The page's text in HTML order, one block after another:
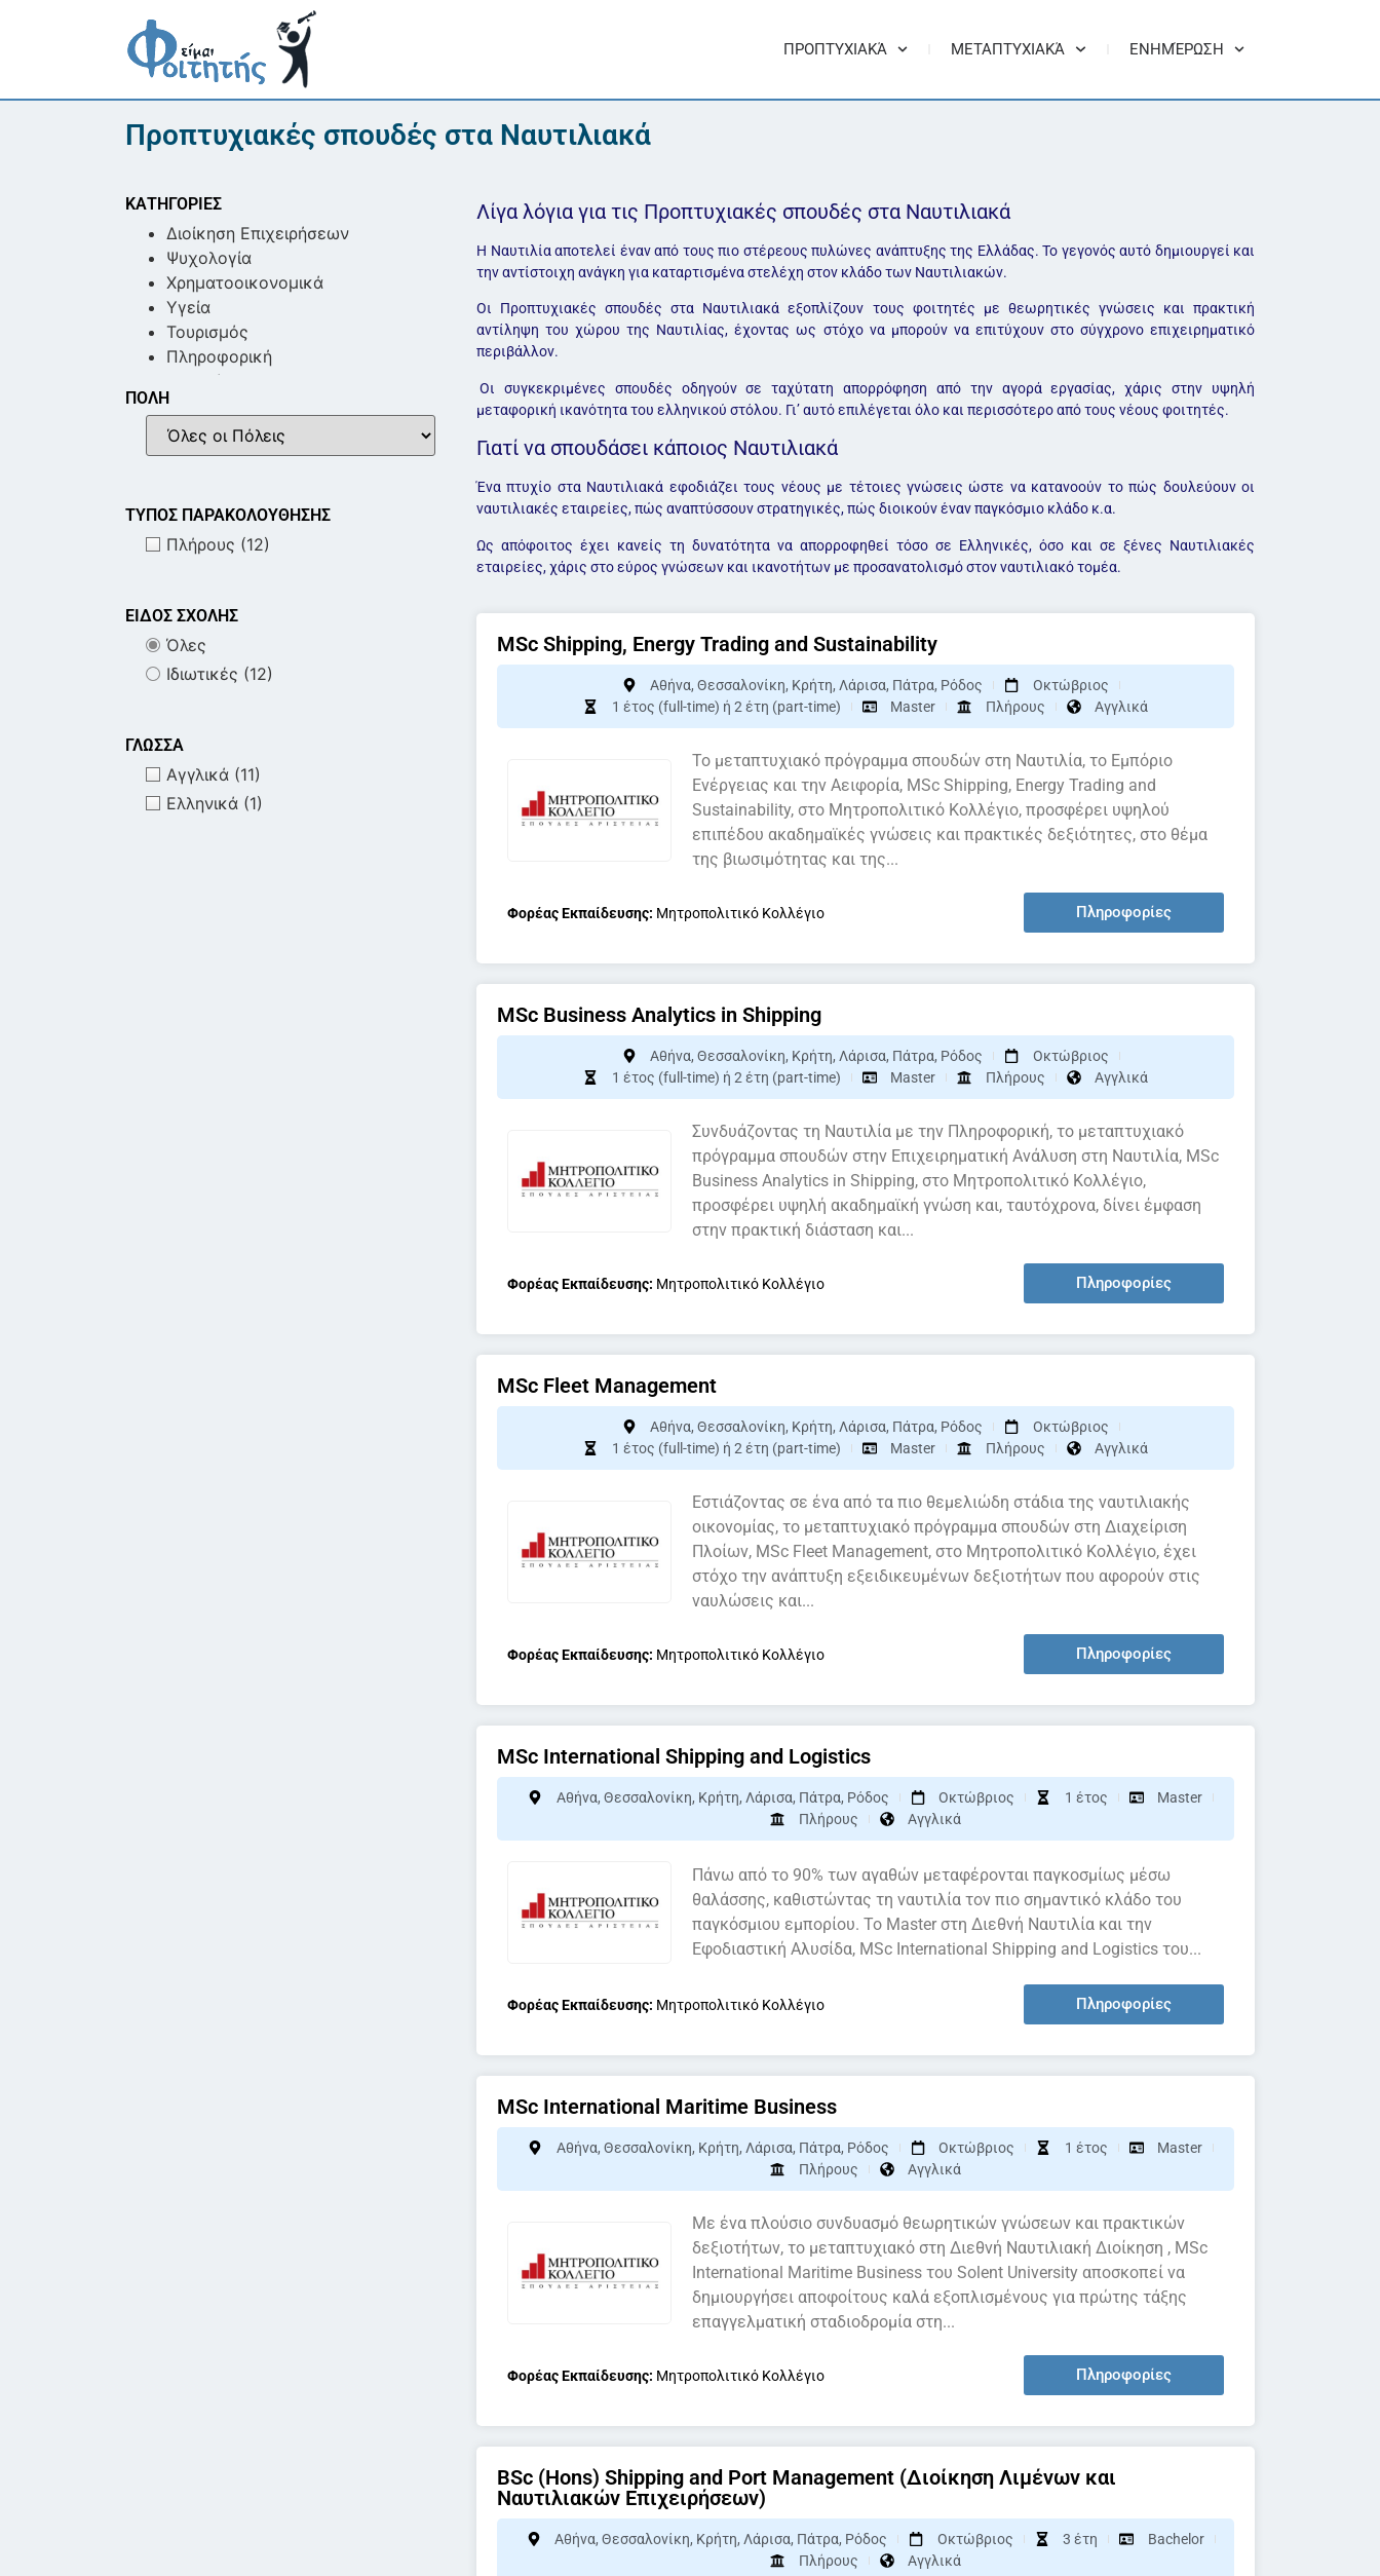
ΠΡΟΠΤΥΧΙΑΚΆ ΜΕΤΑΠΤΥΧΙΑΚΆ ΕΝΗΜΈΡΩΣΗ
Προπτυχιακές σπουδές στα Ναυτιλιακά
ΚΑΤΗΓΟΡΙΕΣ
Διοίκηση Επιχειρήσεων
Ψυχολογία
Χρηματοοικονομικά
Υγεία
Τουρισμός
Πληροφορική
Νομική
Μηχανολογία & Τεχνολογία
Αγροδιατροφικός Τομέας
Εκπαίδευση
Marketing & Επικοινωνία
ΠΟΛΗ
ΤΥΠΟΣ ΠΑΡΑΚΟΛΟΥΘΗΣΗΣ
Πλήρους (12)
ΕΙΔΟΣ ΣΧΟΛΗΣ
Όλες
Ιδιωτικές (12)
ΓΛΩΣΣΑ
Αγγλικά (11)
Ελληνικά (1)
Λίγα λόγια για τις Προπτυχιακές σπουδές στα Ναυτιλιακά
Η Ναυτιλία αποτελεί έναν από τους πιο στέρεους πυλώνες ανάπτυξης της Ελλάδας. Το γεγονός αυτό δημιουργεί και
την αντίστοιχη ανάγκη για καταρτισμένα στελέχη στον κλάδο των Ναυτιλιακών.
Οι Προπτυχιακές σπουδές στα Ναυτιλιακά εξοπλίζουν τους φοιτητές με θεωρητικές γνώσεις και πρακτική
αντίληψη του χώρου της Ναυτιλίας, έχοντας ως στόχο να μπορούν να επιτύχουν στο σύγχρονο επιχειρηματικό
περιβάλλον.
Οι συγκεκριμένες σπουδές οδηγούν σε ταχύτατη απορρόφηση από την αγορά εργασίας, χάρις στην υψηλή
μεταφορική ικανότητα του ελληνικού στόλου. Γι’ αυτό επιλέγεται όλο και περισσότερο από τους νέους φοιτητές.
Γιατί να σπουδάσει κάποιος Ναυτιλιακά
Ένα πτυχίο στα Ναυτιλιακά εφοδιάζει τους νέους με τέτοιες γνώσεις ώστε να κατανοούν το πώς δουλεύουν οι
ναυτιλιακές εταιρείες, πώς αναπτύσσουν στρατηγικές, πώς διοικούν έναν παγκόσμιο κλάδο κ.α.
Ως απόφοιτος έχει κανείς τη δυνατότητα να απορροφηθεί τόσο σε Ελληνικές, όσο και σε ξένες Ναυτιλιακές
εταιρείες, χάρις στο εύρος γνώσεων και ικανοτήτων με προσανατολισμό στον ναυτιλιακό τομέα.
MSc Shipping, Energy Trading and Sustainability
Αθήνα, Θεσσαλονίκη, Κρήτη, Λάρισα, Πάτρα, Ρόδος
Οκτώβριος
1 έτος (full-time) ή 2 έτη (part-time)
Master Πλήρους Αγγλικά
Το μεταπτυχιακό πρόγραμμα σπουδών στη Ναυτιλία, το Εμπόριο
Ενέργειας και την Αειφορία, MSc Shipping, Energy Trading and
Sustainability, στο Μητροπολιτικό Κολλέγιο, προσφέρει υψηλού
επιπέδου ακαδημαϊκές γνώσεις και πρακτικές δεξιότητες, στο θέμα
της βιωσιμότητας και της...
Φορέας Εκπαίδευσης: Μητροπολιτικό Κολλέγιο Πληροφορίες
MSc Business Analytics in Shipping
Αθήνα, Θεσσαλονίκη, Κρήτη, Λάρισα, Πάτρα, Ρόδος
Οκτώβριος
1 έτος (full-time) ή 2 έτη (part-time)
Master Πλήρους Αγγλικά
Συνδυάζοντας τη Ναυτιλία με την Πληροφορική, το μεταπτυχιακό
πρόγραμμα σπουδών στην Επιχειρηματική Ανάλυση στη Ναυτιλία, MSc
Business Analytics in Shipping, στο Μητροπολιτικό Κολλέγιο,
προσφέρει υψηλή ακαδημαϊκή γνώση και, ταυτόχρονα, δίνει έμφαση
στην πρακτική διάσταση και...
Φορέας Εκπαίδευσης: Μητροπολιτικό Κολλέγιο Πληροφορίες
MSc Fleet Management
Αθήνα, Θεσσαλονίκη, Κρήτη, Λάρισα, Πάτρα, Ρόδος
Οκτώβριος
1 έτος (full-time) ή 2 έτη (part-time)
Master Πλήρους Αγγλικά
Εστιάζοντας σε ένα από τα πιο θεμελιώδη στάδια της ναυτιλιακής
οικονομίας, το μεταπτυχιακό πρόγραμμα σπουδών στη Διαχείριση
Πλοίων, MSc Fleet Management, στο Μητροπολιτικό Κολλέγιο, έχει
στόχο την ανάπτυξη εξειδικευμένων δεξιοτήτων που αφορούν στις
ναυλώσεις και...
Φορέας Εκπαίδευσης: Μητροπολιτικό Κολλέγιο Πληροφορίες
MSc International Shipping and Logistics
Αθήνα, Θεσσαλονίκη, Κρήτη, Λάρισα, Πάτρα, Ρόδος Οκτώβριος 1 έτος
Master
Πλήρους
Αγγλικά
Πάνω από το 90% των αγαθών μεταφέρονται παγκοσμίως μέσω
θαλάσσης, καθιστώντας τη ναυτιλία τον πιο σημαντικό κλάδο του
παγκόσμιου εμπορίου. Το Master στη Διεθνή Ναυτιλία και την
Εφοδιαστική Αλυσίδα, MSc International Shipping and Logistics του...
Φορέας Εκπαίδευσης: Μητροπολιτικό Κολλέγιο Πληροφορίες
MSc International Maritime Business
Αθήνα, Θεσσαλονίκη, Κρήτη, Λάρισα, Πάτρα, Ρόδος Οκτώβριος 1 έτος
Master
Πλήρους
Αγγλικά
Με ένα πλούσιο συνδυασμό θεωρητικών γνώσεων και πρακτικών
δεξιοτήτων, το μεταπτυχιακό στη Διεθνή Ναυτιλιακή Διοίκηση , MSc
International Maritime Business του Solent University αποσκοπεί να
δημιουργήσει αποφοίτους καλά εξοπλισμένους για πρώτης τάξης
επαγγελματική σταδιοδρομία στη...
Φορέας Εκπαίδευσης: Μητροπολιτικό Κολλέγιο Πληροφορίες
BSc (Hons) Shipping and Port Management (Διοίκηση Λιμένων και
Ναυτιλιακών Επιχειρήσεων)
Αθήνα, Θεσσαλονίκη, Κρήτη, Λάρισα, Πάτρα, Ρόδος Οκτώβριος 3 έτη
Bachelor
Πλήρους
Αγγλικά